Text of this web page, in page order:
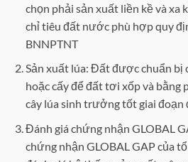
chọn phải sản xuất liền kề và xa
chỉ tiêu đất nước phù hợp quy
BNNPTNT
Sản xuất lúa: Đất được chuẩn bị
hoặc cấy để đất tơi xốp và bằng
cây lúa sinh trưởng tốt giai đoạn
Đánh giá chứng nhận GLOBAL
chứng nhận GLOBAL GAP của